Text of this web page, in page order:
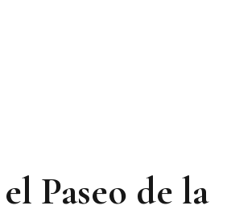
Paseo de la